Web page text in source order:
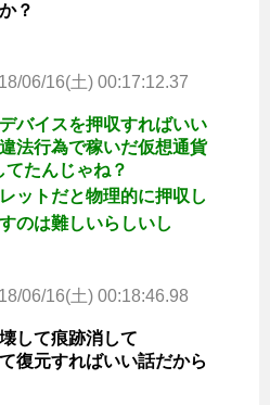
？
06/16(土) 00:17:12.37
バイスを押収すればいい
法行為で稼いだ仮想通貨
たんじゃね？
ットだと物理的に押収し
のは難しいらしいし
06/16(土) 00:18:46.98
して痕跡消して
復元すればいい話だから